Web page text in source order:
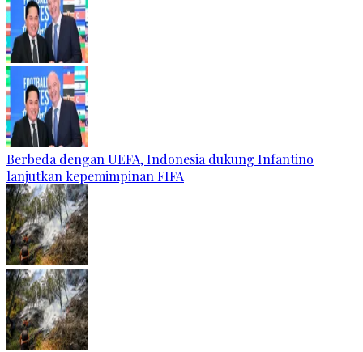
Berbeda dengan UEFA, Indonesia dukung Infantino
lanjutkan kepemimpinan FIFA